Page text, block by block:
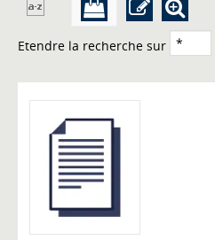
Etendre la recherche sur